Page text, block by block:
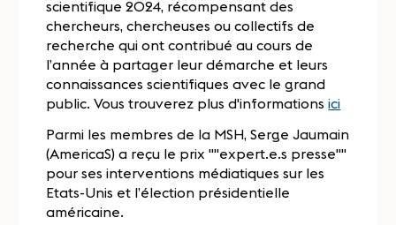
scientifique 2024, récompensant des
chercheurs, chercheuses ou collectifs de
recherche qui ont contribué au cours de
l’année à partager leur démarche et leurs
connaissances scientifiques avec le grand
public. Vous trouverez plus d'informationsici
Parmi les membres de la MSH, Serge Jaumain
(AmericaS) a reçu le prix ""expert.e.s presse""
pour ses interventions médiatiques sur les
Etats-Unis et l’élection présidentielle
américaine.